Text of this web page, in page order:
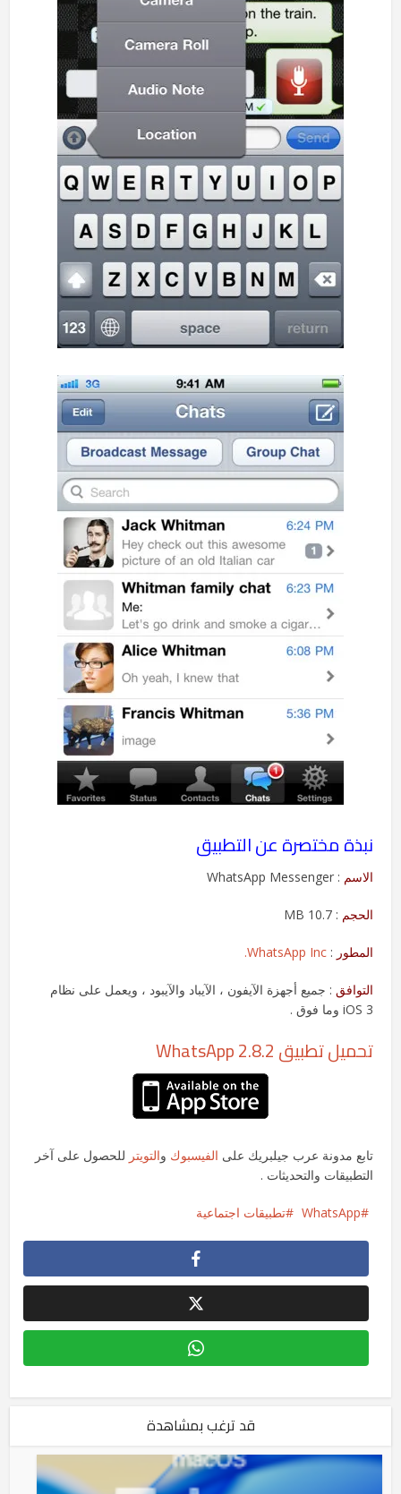
نبذة مختصرة عن التطبيق
الاسم : WhatsApp Messenger
الحجم : 10.7 MB
المطور :
WhatsApp Inc.
التوافق : جميع أجهزة الآيفون ، الآيباد والآيبود ، ويعمل على نظام
iOS 3 وما فوق .
تحميل تطبيق WhatsApp 2.8.2
تابع مدونة عرب جيلبريك على الفيسبوك والتويتر للحصول على آخر
التطبيقات والتحديثات .
WhatsApp تطبيقات اجتماعية
قد ترغب بمشاهدة